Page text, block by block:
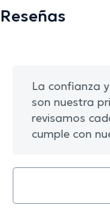
Reseñas
La confianza
son nuestra
revisamos
cumple con